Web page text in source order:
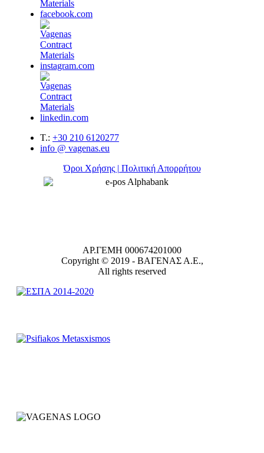
T.: +30 210 6120277
info @ vagenas.eu
Όροι Χρήσης | Πολιτική Απορρήτου
ΑΡ.ΓΕΜΗ 000674201000
Copyright © 2019 - ΒΑΓΕΝΑΣ Α.Ε.,
All rights reserved